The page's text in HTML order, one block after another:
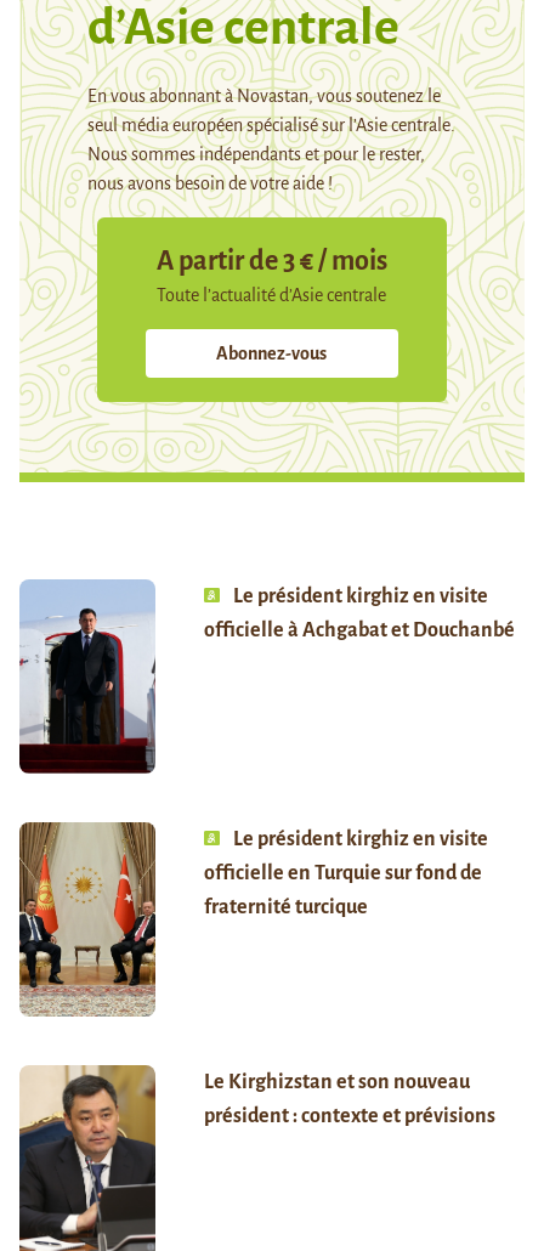
d’Asie centrale
En vous abonnant à Novastan, vous soutenez le
seul média européen spécialisé sur l’Asie centrale.
Nous sommes indépendants et pour le rester,
nous avons besoin de votre aide !
A partir de 3 € / mois
Toute l’actualité d’Asie centrale
Abonnez-vous
Le président kirghiz en visite
officielle à Achgabat et Douchanbé
Le président kirghiz en visite
officielle en Turquie sur fond de
fraternité turcique
Le Kirghizstan et son nouveau
président : contexte et prévisions